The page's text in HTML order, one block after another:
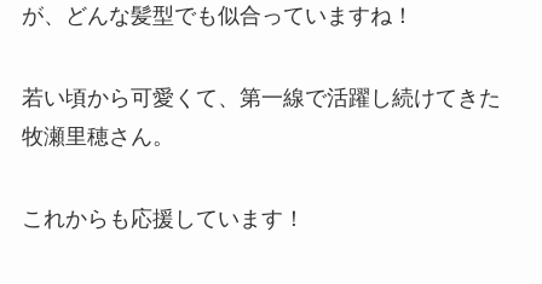
が、どんな髪型でも似合っていますね！
若い頃から可愛くて、第一線で活躍し続けてきた
牧瀬里穂さん。
これからも応援しています！